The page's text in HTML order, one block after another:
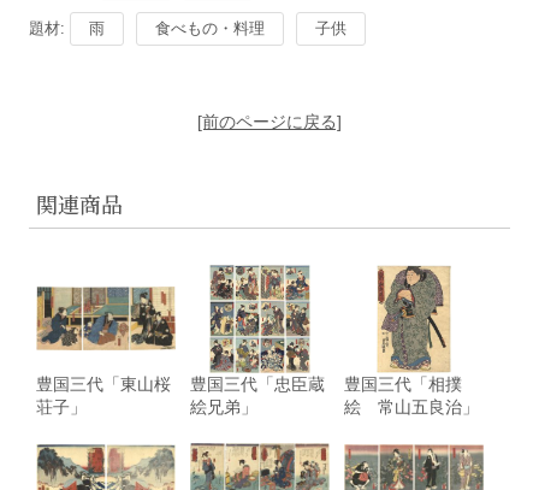
題材: 雨 食べもの・料理 子供
[前のページに戻る]
関連商品
豊国三代「東山桜
荘子」
豊国三代「忠臣蔵
絵兄弟」
豊国三代「相撲
絵 常山五良治」